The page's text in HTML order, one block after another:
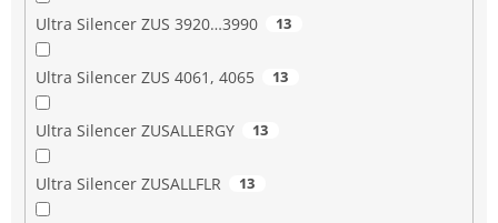
Ultra Silencer ZUS 3920…3990 13
Ultra Silencer ZUS 4061, 4065 13
Ultra Silencer ZUSALLERGY 13
Ultra Silencer ZUSALLFLR 13